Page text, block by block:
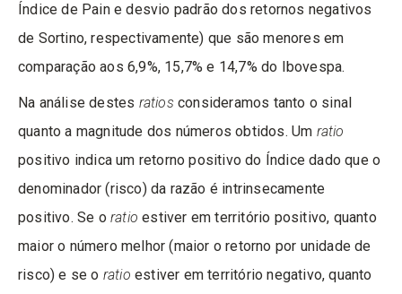
Índice de Pain e desvio padrão dos retornos negativos
de Sortino, respectivamente) que são menores em
comparação aos 6,9%, 15,7% e 14,7% do Ibovespa.
Na análise destes ratiosconsideramos tanto o sinal
quanto a magnitude dos números obtidos. Um ratio
positivo indica um retorno positivo do Índice dado que o
denominador (risco) da razão é intrinsecamente
positivo. Se o ratio estiver em território positivo, quanto
maior o número melhor (maior o retorno por unidade de
risco) e se o ratio estiver em território negativo, quanto